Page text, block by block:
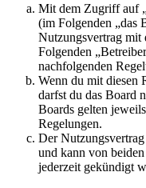
Mit dem Zugriff auf
(im Folgenden „das
Nutzungsvertrag mit
Folgenden
nachfolgenden
Wenn du mit diesen
darfst du das Board
Boards gelten
Regelungen.
Der
und kann von
jederzeit gekündigt